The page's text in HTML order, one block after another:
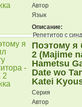
Автор
Язык
Описание:
Репетитор с
Совершенно
Поэтому я
2 (Majime
Hametsu
Date wo
Katei
Серия
Автор